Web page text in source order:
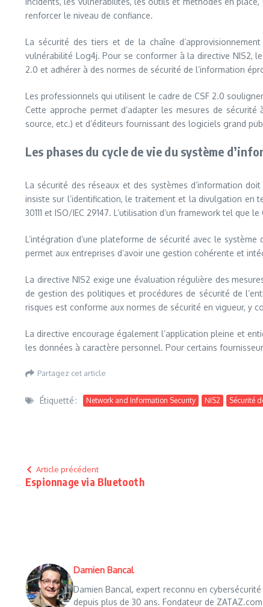
renforcer le niveau de confiance.
La sécurité des tiers et de la chaîne
vulnérabilité Log4j. Pour se conformer à la directive NIS2,
2.0 et adhérer à des normes de sécurité de l’information
Les professionnels qui utilisent le cadre de CSF 2.0
Cette approche permet d’adapter les mesures de
source, etc.) et d’éditeurs fournissant des logiciels grand
Les phases du cycle de vie du système
La sécurité des réseaux et des systèmes d’information
insiste sur l’identification, le traitement et la divulgation en
30111 et ISO/IEC 29147. L’utilisation d’un framework tel
L’intégration d’une plateforme de sécurité avec le
permet aux entreprises d’avoir une gestion cohérente et
La directive NIS2 exige une évaluation régulière des
de gestion des politiques et procédures de sécurité de
risques est conforme aux normes de sécurité en vigueur, y
La directive encourage également l’application pleine et
les données à caractère personnel. Pour certains
Partagez cet article
Étiquetté : Network and Information Security NIS2 Sécurité
Article précédent
Espionnage via Bluetooth
Damien Bancal
Damien Bancal, expert reconnu en
depuis plus de 30 ans. Fondateur de